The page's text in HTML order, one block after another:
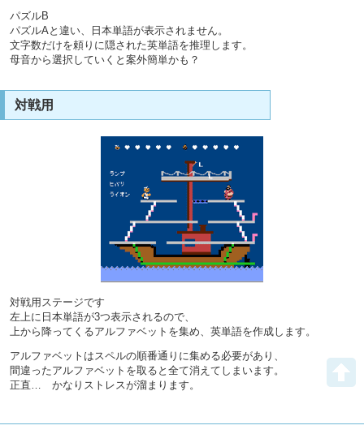
パズルB
パズルAと違い、日本単語が表示されません。
文字数だけを頼りに隠された英単語を推理します。
母音から選択していくと案外簡単かも？
対戦用
対戦用ステージです
左上に日本単語が3つ表示されるので、
上から降ってくるアルファベットを集め、英単語を作成します。
アルファベットはスペルの順番通りに集める必要があり、
間違ったアルファベットを取ると全て消えてしまいます。
正直… かなりストレスが溜まります。